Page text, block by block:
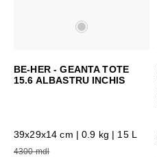
BE-HER - GEANTA TOTE
15.6 ALBASTRU INCHIS
39x29x14 cm | 0.9 kg | 15 L
4300 mdl